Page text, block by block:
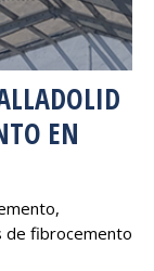
EN
de fibrocemento